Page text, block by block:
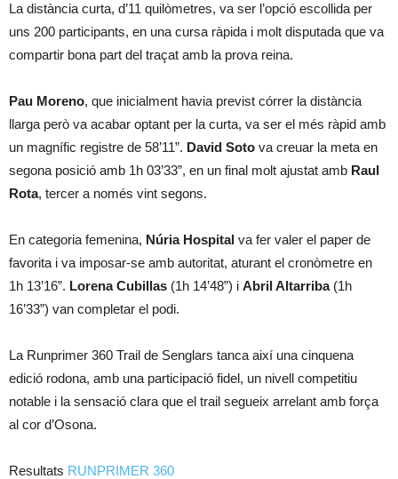
La distància curta, d’11 quilòmetres, va ser l’opció escollida per
uns 200 participants, en una cursa ràpida i molt disputada que va
compartir bona part del traçat amb la prova reina.
Pau Moreno, que inicialment havia previst córrer la distància
llarga però va acabar optant per la curta, va ser el més ràpid amb
un magnífic registre de 58’11”. David Soto va creuar la meta en
segona posició amb 1h 03’33”, en un final molt ajustat amb Raul
Rota, tercer a només vint segons.
En categoria femenina, Núria Hospital va fer valer el paper de
favorita i va imposar-se amb autoritat, aturant el cronòmetre en
1h 13’16”. Lorena Cubillas (1h 14’48”) i Abril Altarriba(1h
16’33”) van completar el podi.
La Runprimer 360 Trail de Senglars tanca així una cinquena
edició rodona, amb una participació fidel, un nivell competitiu
notable i la sensació clara que el trail segueix arrelant amb força
al cor d’Osona.
Resultats RUNPRIMER 360